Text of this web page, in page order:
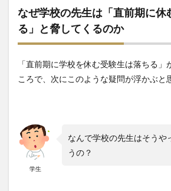
なぜ学校の先生は「直前期に休
る」と脅してくるのか
「直前期に学校を休む受験生は落ちる」
ころで、次にこのような疑問が浮かぶと
学生
なんで学校の先生はそうや
うの？